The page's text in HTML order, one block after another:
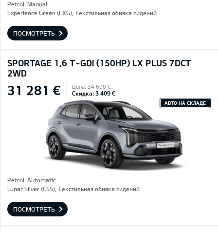
Petrol, Manual
Experience Green (EXG), Текстильная обивка сидений
ПОСМОТРЕТЬ
SPORTAGE 1,6 T-GDI (150HP) LX PLUS 7DCT
2WD
31 281 € Цена: 34 690 €
Скидка: 3 409 €
АВТО НА СКЛАДЕ
Petrol, Automatic
Lunar Silver (CSS), Текстильная обивка сидений
ПОСМОТРЕТЬ